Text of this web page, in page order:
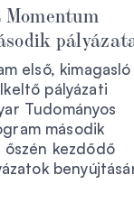
első, kimagasló
pályázati
Tudományos
második
kezdődő